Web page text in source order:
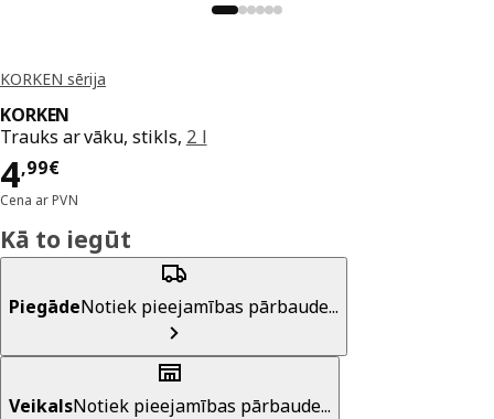
KORKEN sērija
KORKEN
Trauks ar vāku, stikls, 2 l
4,99€
Cena 4,99€
Cena ar PVN
Kā to iegūt
PiegādeNotiek pieejamības pārbaude...
VeikalsNotiek pieejamības pārbaude...